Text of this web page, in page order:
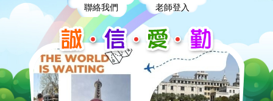
聯絡我們 老師登入